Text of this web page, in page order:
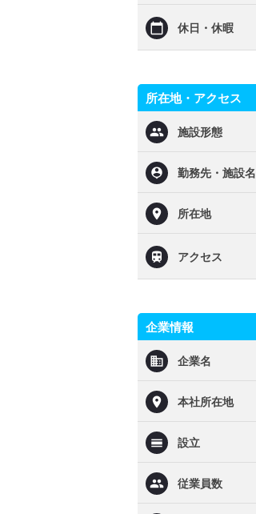
休日・休暇
所在地・アクセス
施設形態
勤務先・施設名
所在地
アクセス
企業情報
企業名
本社所在地
設立
従業員数